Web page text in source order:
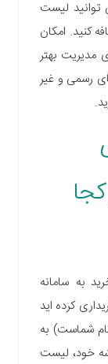
توانید لیست
کنید. امکان
مدیریت بهتر
رسمی و غیر
به سامانه
کرده اید
شماست) به
خود، لیست